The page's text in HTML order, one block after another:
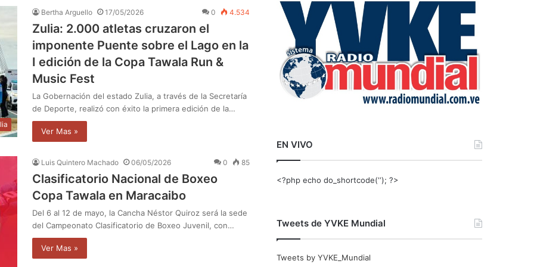
Bertha Arguello 17/05/2026 0 4.534
Zulia: 2.000 atletas cruzaron el
imponente Puente sobre el Lago en la
I edición de la Copa Tawala Run &
Music Fest
La Gobernación del estado Zulia, a través de la Secretaría
de Deporte, realizó con éxito la primera edición de la…
Ver Mas »
Luis Quintero Machado 06/05/2026 0 85
Clasificatorio Nacional de Boxeo
Copa Tawala en Maracaibo
Del 6 al 12 de mayo, la Cancha Néstor Quiroz será la sede
del Campeonato Clasificatorio de Boxeo Juvenil, con…
Ver Mas »
r
EN VIVO
<?php echo do_shortcode(‘‘); ?>
Tweets de YVKE Mundial
Tweets by YVKE_Mundial